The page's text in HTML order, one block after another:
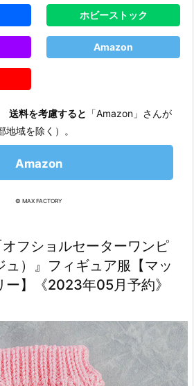
ホビーストック
Amazon
送料を考慮すると 「Amazon」さんが
域を除く）。
Amazon
© MAX FACTORY
フショルセーターワンピ
ュ）』フィギュア服【マッ
ー】《2023年05月予約》